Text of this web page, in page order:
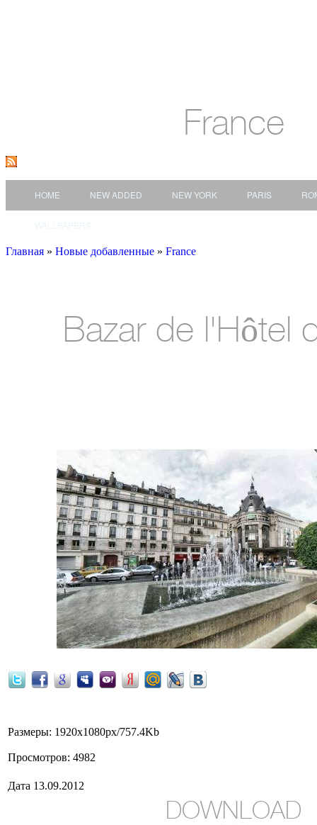
France
HOME NEW ADDED NEW YORK PARIS
Главная » Новые добавленные » France
Bazar de l'Hôtel
Размеры: 1920x1080px/757.4Kb
Просмотров: 4982
Дата 13.09.2012
DOWNLOAD